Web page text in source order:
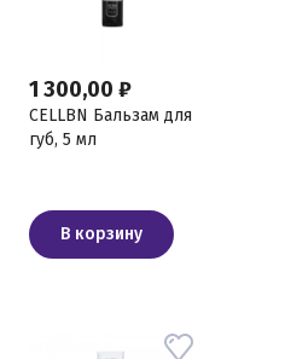
1 300,00 ₽
CELLBN Бальзам для
губ, 5 мл
В корзину